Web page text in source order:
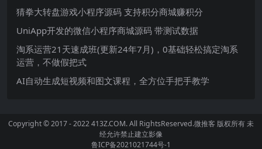
猜拳大转盘游戏小程序源码 支持积分商城赚积分
UniApp开发的微信小程序商城源码 带测试数据
淘系运营21天速成班(更新24年7月)，0基础轻松搞定淘系
运营，不做假把式
AI自动生成短视频和图文课程，全方位手把手教学
Copyright © 2017 - 2022 413Z.COM. All RightsReserved.微推客 版权所有 未
经允许禁止建立影像
鲁ICP备2021021744号-1